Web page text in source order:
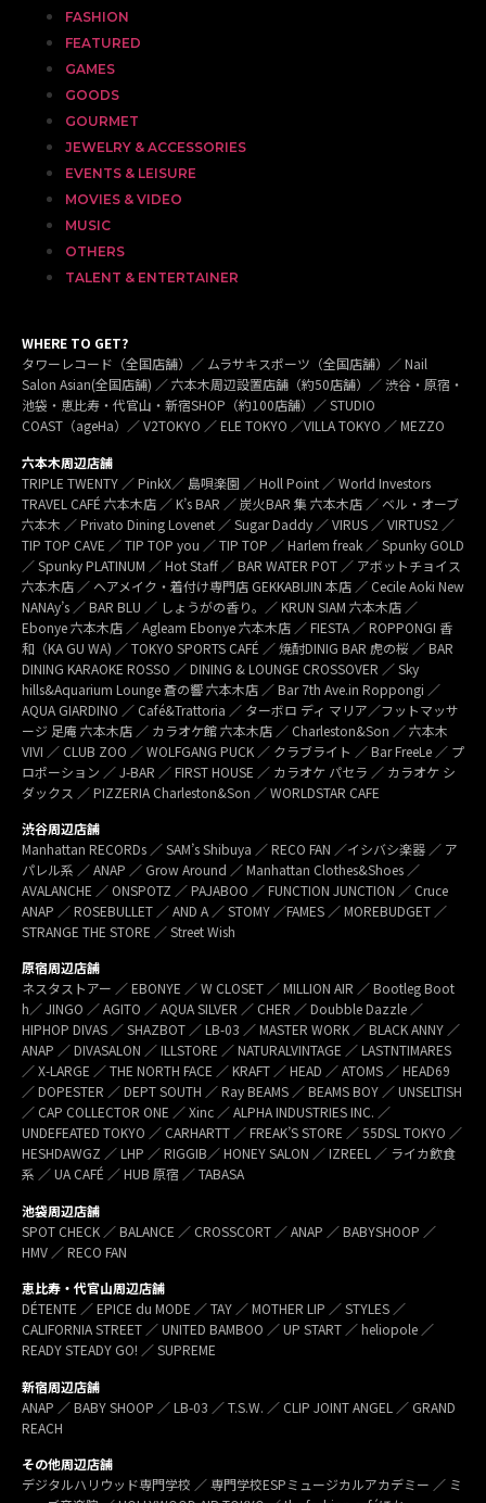
FASHION
FEATURED
GAMES
GOODS
GOURMET
JEWELRY & ACCESSORIES
EVENTS & LEISURE
MOVIES & VIDEO
MUSIC
OTHERS
TALENT & ENTERTAINER
WHERE TO GET?
タワーレコード（全国店舗）／ ムラサキスポーツ（全国店舗）／ Nail
Salon Asian(全国店舗) ／ 六本木周辺設置店舗（約50店舗）／ 渋谷・原宿・
池袋・恵比寿・代官山・新宿SHOP（約100店舗）／ STUDIO
COAST（ageHa）／ V2TOKYO ／ ELE TOKYO ／VILLA TOKYO ／ MEZZO
六本木周辺店舗
TRIPLE TWENTY ／ PinkX／ 島唄楽園 ／ Holl Point ／ World Investors
TRAVEL CAFÉ 六本木店 ／ K’s BAR ／ 炭火BAR 集 六本木店 ／ ベル・オーブ
六本木 ／ Privato Dining Lovenet ／ Sugar Daddy ／ VIRUS ／ VIRTUS2 ／
TIP TOP CAVE ／ TIP TOP you ／ TIP TOP ／ Harlem freak ／ Spunky GOLD
／ Spunky PLATINUM ／ Hot Staff ／ BAR WATER POT ／ アボットチョイス
六本木店 ／ ヘアメイク・着付け専門店 GEKKABIJIN 本店 ／ Cecile Aoki New
NANAy’s ／ BAR BLU ／ しょうがの香り。／ KRUN SIAM 六本木店 ／
Ebonye 六本木店 ／ Agleam Ebonye 六本木店 ／ FIESTA ／ ROPPONGI 香
和（KA GU WA) ／ TOKYO SPORTS CAFÉ ／ 焼酎DINIG BAR 虎の桜 ／ BAR
DINING KARAOKE ROSSO ／ DINING & LOUNGE CROSSOVER ／ Sky
hills&Aquarium Lounge 蒼の響 六本木店 ／ Bar 7th Ave.in Roppongi ／
AQUA GIARDINO ／ Café&Trattoria ／ ターボロ ディ マリア／フットマッサ
ージ 足庵 六本木店 ／ カラオケ館 六本木店 ／ Charleston&Son ／ 六本木
VIVI ／ CLUB ZOO ／ WOLFGANG PUCK ／ クラブライト ／ Bar FreeLe ／ プ
ロポーション ／ J-BAR ／ FIRST HOUSE ／ カラオケ パセラ ／ カラオケ シ
ダックス ／ PIZZERIA Charleston&Son ／ WORLDSTAR CAFE
渋谷周辺店舗
Manhattan RECORDs ／ SAM’s Shibuya ／ RECO FAN ／イシバシ楽器 ／ ア
パレル系 ／ ANAP ／ Grow Around ／ Manhattan Clothes&Shoes ／
AVALANCHE ／ ONSPOTZ ／ PAJABOO ／ FUNCTION JUNCTION ／ Cruce
ANAP ／ ROSEBULLET ／ AND A ／ STOMY ／FAMES ／ MOREBUDGET ／
STRANGE THE STORE ／ Street Wish
原宿周辺店舗
ネスタストアー ／ EBONYE ／ W CLOSET ／ MILLION AIR ／ Bootleg Boot
h／ JINGO ／ AGITO ／ AQUA SILVER ／ CHER ／ Doubble Dazzle ／
HIPHOP DIVAS ／ SHAZBOT ／ LB-03 ／ MASTER WORK ／ BLACK ANNY ／
ANAP ／ DIVASALON ／ ILLSTORE ／ NATURALVINTAGE ／ LASTNTIMARES
／ X-LARGE ／ THE NORTH FACE ／ KRAFT ／ HEAD ／ ATOMS ／ HEAD69
／ DOPESTER ／ DEPT SOUTH ／ Ray BEAMS ／ BEAMS BOY ／ UNSELTISH
／ CAP COLLECTOR ONE ／ Xinc ／ ALPHA INDUSTRIES INC. ／
UNDEFEATED TOKYO ／ CARHARTT ／ FREAK’S STORE ／ 55DSL TOKYO ／
HESHDAWGZ ／ LHP ／ RIGGIB／ HONEY SALON ／ IZREEL ／ ライカ飲食
系 ／ UA CAFÉ ／ HUB 原宿 ／ TABASA
池袋周辺店舗
SPOT CHECK ／ BALANCE ／ CROSSCORT ／ ANAP ／ BABYSHOOP ／
HMV ／ RECO FAN
恵比寿・代官山周辺店舗
DÉTENTE ／ EPICE du MODE ／ TAY ／ MOTHER LIP ／ STYLES ／
CALIFORNIA STREET ／ UNITED BAMBOO ／ UP START ／ heliopole ／
READY STEADY GO! ／ SUPREME
新宿周辺店舗
ANAP ／ BABY SHOOP ／ LB-03 ／ T.S.W. ／ CLIP JOINT ANGEL ／ GRAND
REACH
その他周辺店舗
デジタルハリウッド専門学校 ／ 専門学校ESPミュージカルアカデミー ／ ミ